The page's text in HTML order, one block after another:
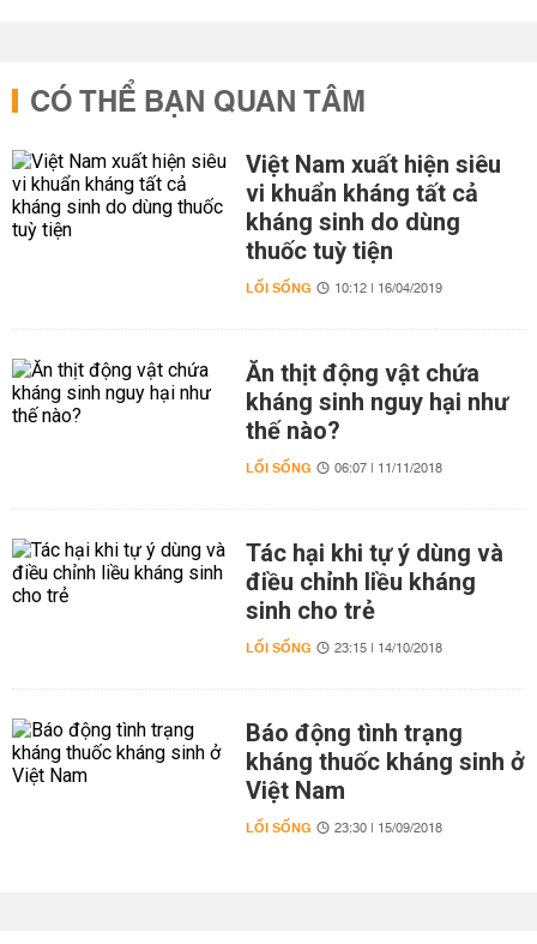
CÓ THỂ BẠN QUAN TÂM
Việt Nam xuất hiện siêu
vi khuẩn kháng tất cả
kháng sinh do dùng
thuốc tuỳ tiện
LỐI SỐNG 10:12 | 16/04/2019
Ăn thịt động vật chứa
kháng sinh nguy hại như
thế nào?
LỐI SỐNG 06:07 | 11/11/2018
Tác hại khi tự ý dùng và
điều chỉnh liều kháng
sinh cho trẻ
LỐI SỐNG 23:15 | 14/10/2018
Báo động tình trạng
kháng thuốc kháng sinh ở
Việt Nam
LỐI SỐNG 23:30 | 15/09/2018